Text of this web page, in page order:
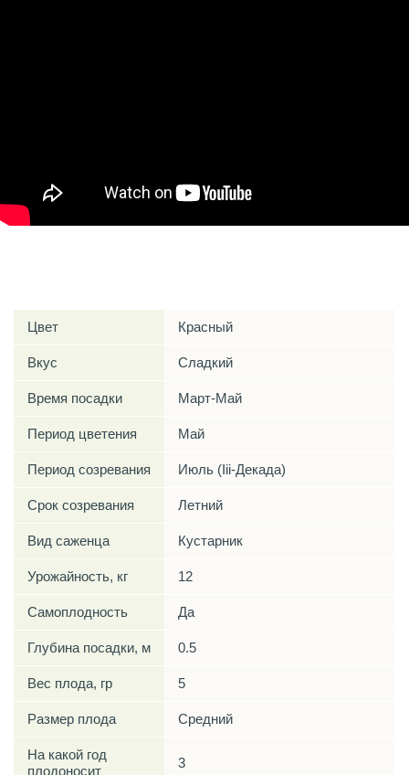
Цвет Красный
Вкус Сладкий
Время посадки Март-Май
Период цветения Май
Период созревания Июль (Iii-Декада)
Срок созревания Летний
Вид саженца Кустарник
Урожайность, кг 12
Самоплодность Да
Глубина посадки, м 0.5
Вес плода, гр 5
Размер плода Средний
На какой год
плодоносит
3